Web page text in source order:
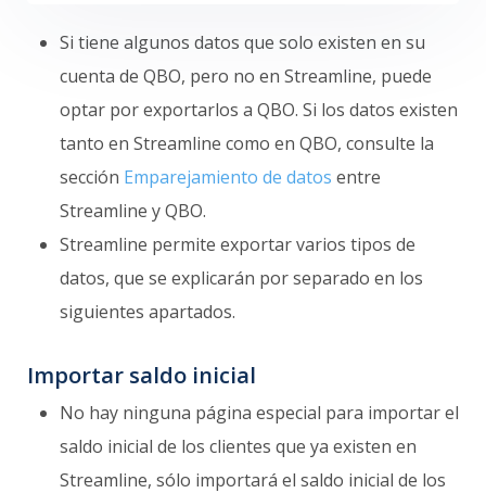
Si tiene algunos datos que solo existen en su
cuenta de QBO, pero no en Streamline, puede
optar por exportarlos a QBO. Si los datos existen
tanto en Streamline como en QBO, consulte la
sección Emparejamiento de datos entre
Streamline y QBO.
Streamline permite exportar varios tipos de
datos, que se explicarán por separado en los
siguientes apartados.
Importar saldo inicial
No hay ninguna página especial para importar el
saldo inicial de los clientes que ya existen en
Streamline, sólo importará el saldo inicial de los